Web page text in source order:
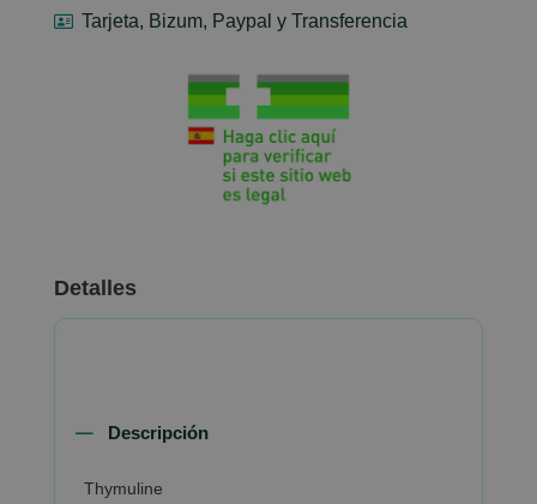
Tarjeta, Bizum, Paypal y Transferencia
Detalles
Descripción
Thymuline